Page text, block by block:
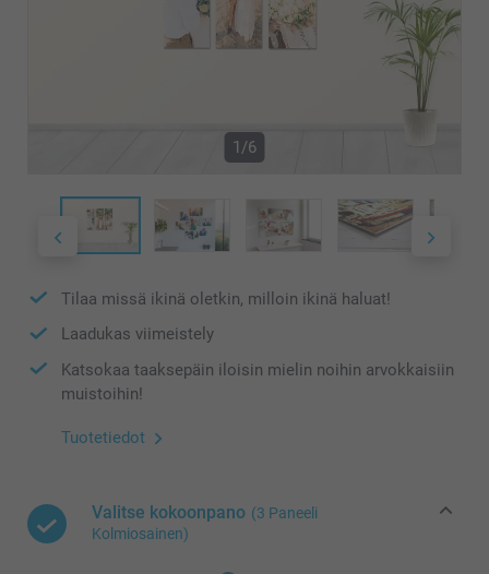
1/6
Tilaa missä ikinä oletkin, milloin ikinä haluat!
Laadukas viimeistely
Katsokaa taaksepäin iloisin mielin noihin arvokkaisiin
muistoihin!
Tuotetiedot
Valitse kokoonpano (3 Paneeli
Kolmiosainen)